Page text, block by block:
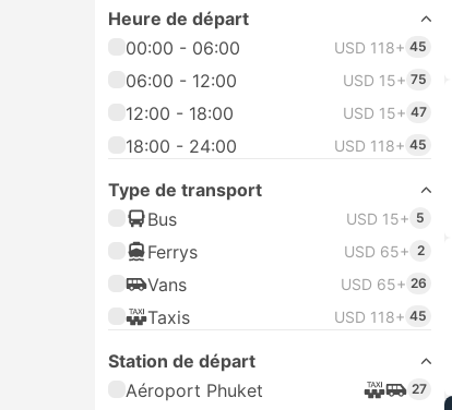
Heure de départ
00:00 - 06:00
USD 118+ 45
06:00 - 12:00 USD 15+ 75
12:00 - 18:00 USD 15+ 47
18:00 - 24:00 USD 118+ 45
Type de transport
Bus
USD 15+ 5
Ferrys USD 65+ 2
Vans USD 65+ 26
Taxis USD 118+ 45
Station de départ
Aéroport Phuket
27